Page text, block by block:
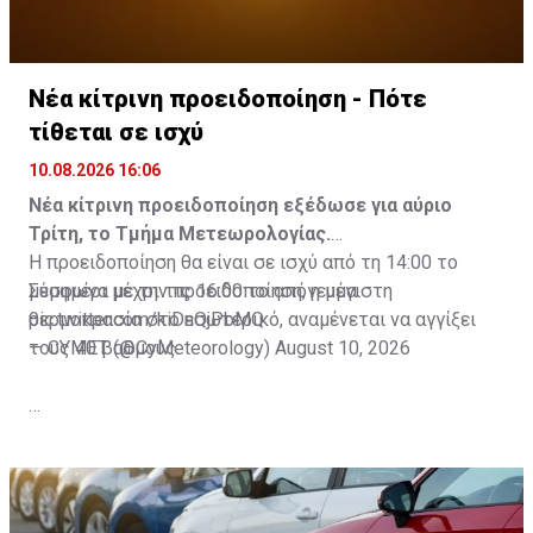
Νέα κίτρινη προειδοποίηση - Πότε
τίθεται σε ισχύ
10.08.2026 16:06
Νέα κίτρινη προειδοποίηση εξέδωσε για αύριο
Τρίτη, το Τμήμα Μετεωρολογίας.
Σύμφωνα με την προειδοποίηση, η μέγιστη
θερμοκρασία στο εσωτερικό, αναμένεται να αγγίξει
τους 40 βαθμούς.
Η προειδοποίηση θα είναι σε ισχύ από τη 14:00 το
μεσημέρι μέχρι τις 16:00 το απόγευμα.
pic.twitter.com/kiDnQjPbMQ
— CYMET (@CyMeteorology) August 10, 2026
Εποχική χαμηλή πίεση επηρεάζει την περιοχή.